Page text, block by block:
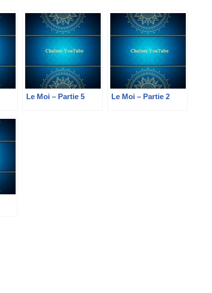
Le Moi – Partie 5 Le Moi – Partie 2